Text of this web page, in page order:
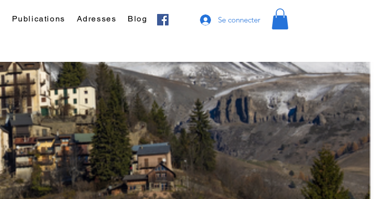
Publications Adresses Blog Se connecter